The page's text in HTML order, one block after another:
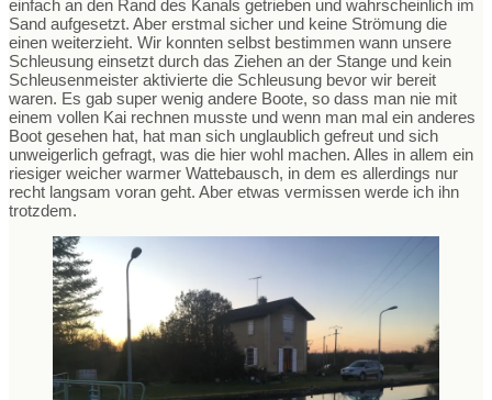
einfach an den Rand des Kanals getrieben und wahrscheinlich im
Sand aufgesetzt. Aber erstmal sicher und keine Strömung die
einen weiterzieht. Wir konnten selbst bestimmen wann unsere
Schleusung einsetzt durch das Ziehen an der Stange und kein
Schleusenmeister aktivierte die Schleusung bevor wir bereit
waren. Es gab super wenig andere Boote, so dass man nie mit
einem vollen Kai rechnen musste und wenn man mal ein anderes
Boot gesehen hat, hat man sich unglaublich gefreut und sich
unweigerlich gefragt, was die hier wohl machen. Alles in allem ein
riesiger weicher warmer Wattebausch, in dem es allerdings nur
recht langsam voran geht. Aber etwas vermissen werde ich ihn
trotzdem.